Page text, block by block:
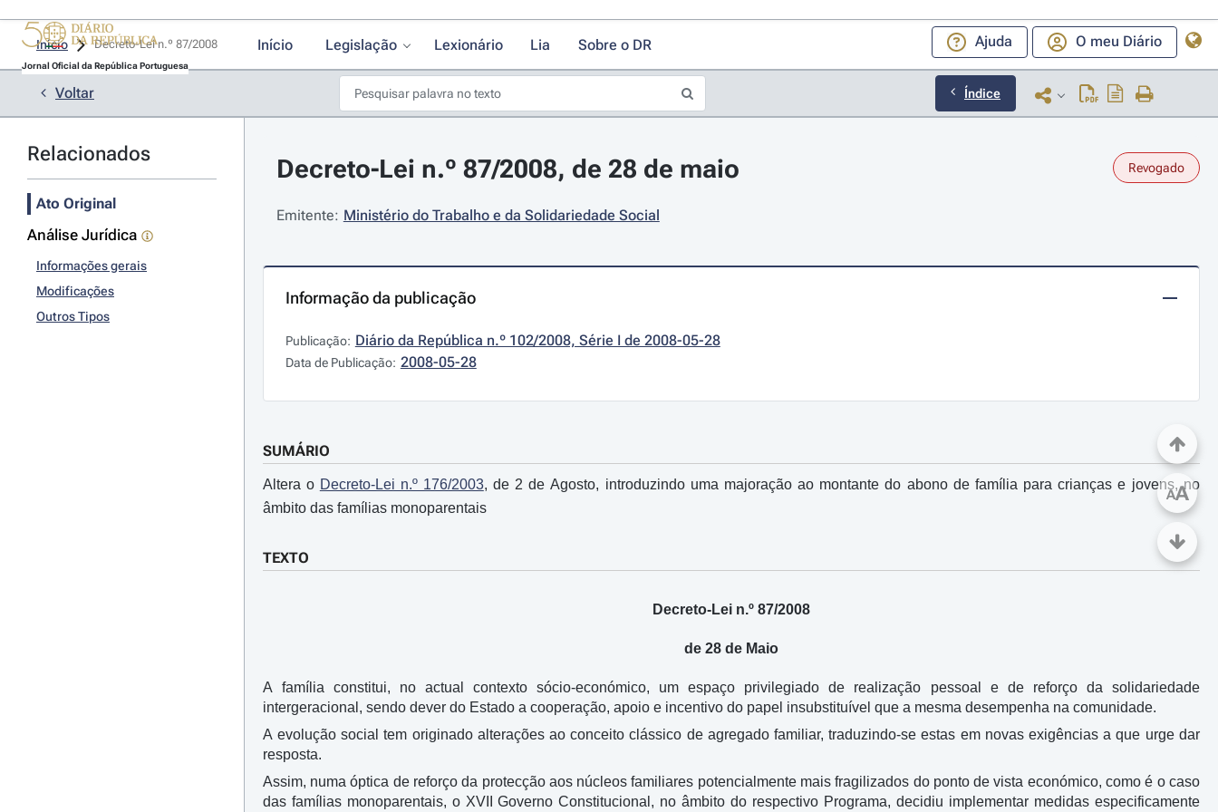
Jornal Oficial da República Portuguesa
Início Legislação Lexionário Lia Sobre o DR Ajuda O meu Diário
Início
Voltar Índice
Relacionados
Ato Original
Análise Jurídica
Informações gerais
Modificações
Outros Tipos
Decreto-Lei n.º 87/2008, de 28 de maio Revogado
Emitente: Ministério do Trabalho e da Solidariedade Social
Informação da publicação
Publicação: Diário da República n.º 102/2008, Série I de 2008-05-28
Data de Publicação: 2008-05-28
SUMÁRIO
Altera o Decreto-Lei n.º 176/2003, de 2 de Agosto, introduzindo uma majoração ao montante do abono de família para crianças e jovens, no
âmbito das famílias monoparentais
TEXTO
Decreto-Lei n.º 87/2008
de 28 de Maio
A família constitui, no actual contexto sócio-económico, um espaço privilegiado de realização pessoal e de reforço da solidariedade
intergeracional, sendo dever do Estado a cooperação, apoio e incentivo do papel insubstituível que a mesma desempenha na comunidade.
A evolução social tem originado alterações ao conceito clássico de agregado familiar, traduzindo-se estas em novas exigências a que urge dar
resposta.
Assim, numa óptica de reforço da protecção aos núcleos familiares potencialmente mais fragilizados do ponto de vista económico, como é o caso
das famílias monoparentais, o XVII Governo Constitucional, no âmbito do respectivo Programa, decidiu implementar medidas especificamente
AA